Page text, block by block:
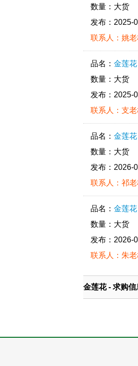
数量：大货
发布：2025-
联系人：姚老
品名： 金莲花
数量：大货
发布：2025-
联系人：支老
品名： 金莲花
数量：大货
发布：2026-
联系人：祁老
品名： 金莲花
数量：大货
发布：2026-
联系人：朱老
金莲花 - 求购信